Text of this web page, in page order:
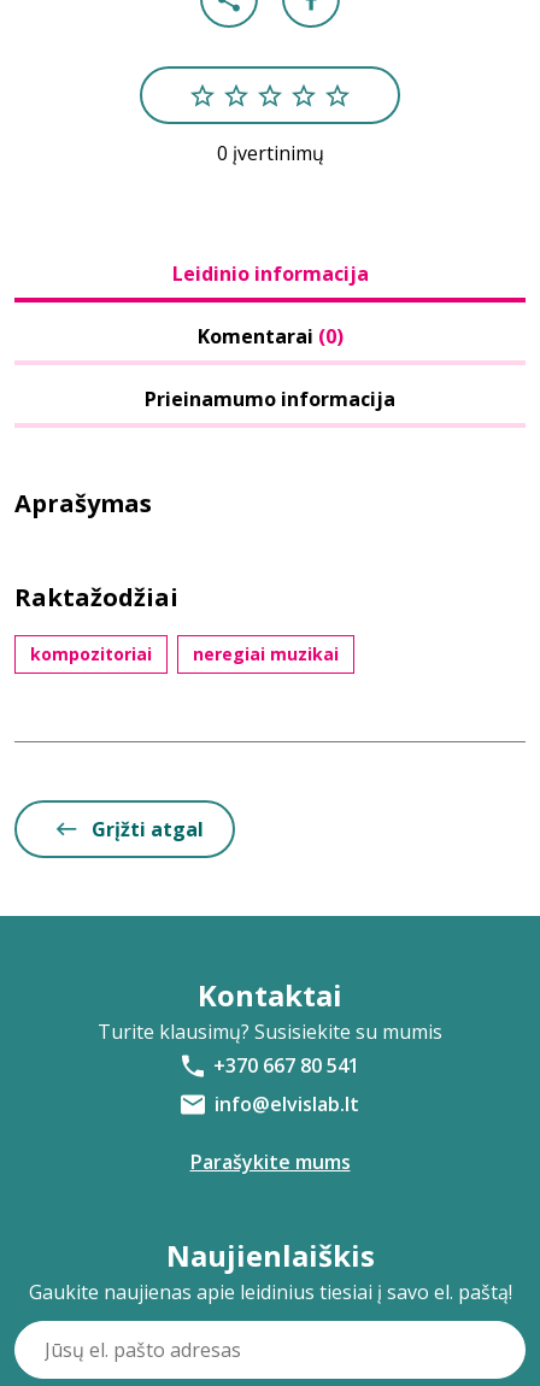
0 įvertinimų
Leidinio informacija
Komentarai (0)
Prieinamumo informacija
Aprašymas
Raktažodžiai
kompozitoriai neregiai muzikai
Grįžti atgal
Kontaktai
Turite klausimų? Susisiekite su mumis
+370 667 80 541
info@elvislab.lt
Parašykite mums
Naujienlaiškis
Gaukite naujienas apie leidinius tiesiai į savo el. paštą!